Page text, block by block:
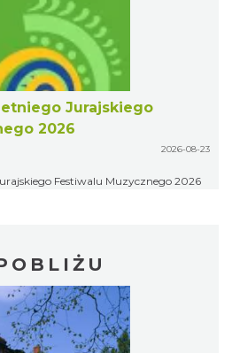
Jurajskiego
2026
2026-08-23
Festiwalu Muzycznego 2026